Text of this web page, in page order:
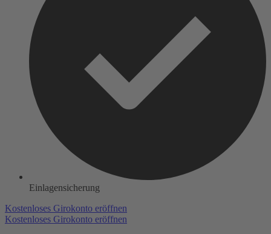
Einlagensicherung
Kostenloses Girokonto eröffnen
Kostenloses Girokonto eröffnen